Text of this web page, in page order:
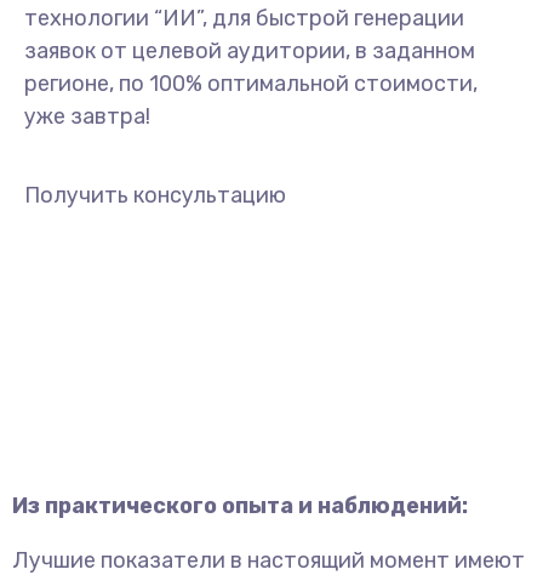
технологии “ИИ”, для быстрой генерации
заявок от целевой аудитории, в заданном
регионе, по 100% оптимальной стоимости,
уже завтра!
Получить консультацию
Из практического опыта и наблюдений:
Лучшие показатели в настоящий момент имеют